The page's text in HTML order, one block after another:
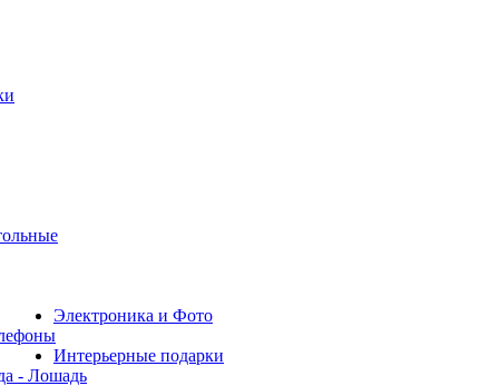
Электроника и Фото
Интерьерные подарки
- Лошадь